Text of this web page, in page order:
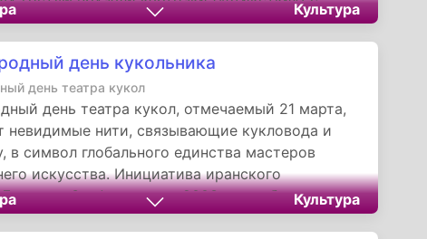
по поведению, что заложило основу
понимания правил приличия.
Культура
день кукольника
день театра кукол
день театра кукол, отмечаемый 21 марта,
невидимые нити, связывающие кукловода и
в символ глобального единства мастеров
искусства. Инициатива иранского
Золфагарихо с 2003 года объединяет
кукол, так и зрителей, зачарованных их
Культура